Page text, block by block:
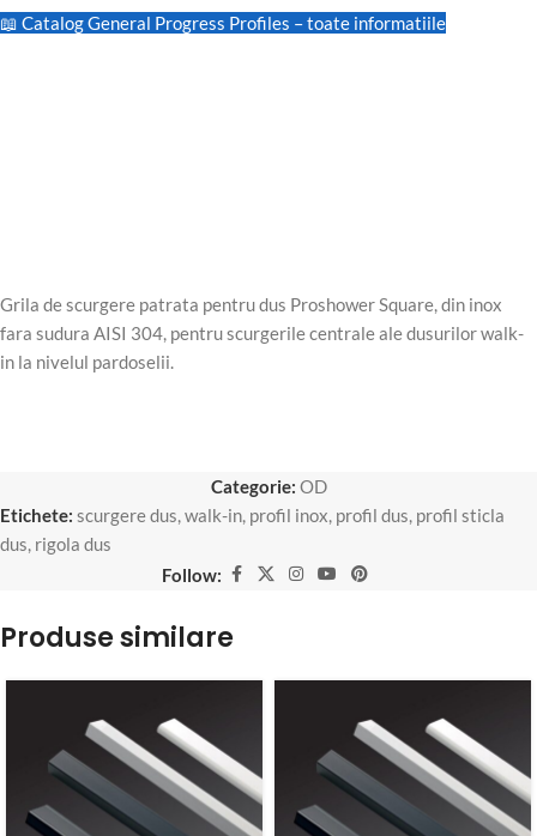
📖 Catalog General Progress Profiles – toate informatiile
Grila de scurgere patrata pentru dus Proshower Square, din inox
fara sudura AISI 304, pentru scurgerile centrale ale dusurilor walk-
in la nivelul pardoselii.
Categorie: OD
Etichete: scurgere dus,walk-in, profil inox, profil dus, profil sticla
dus, rigola dus
Follow:
Produse similare